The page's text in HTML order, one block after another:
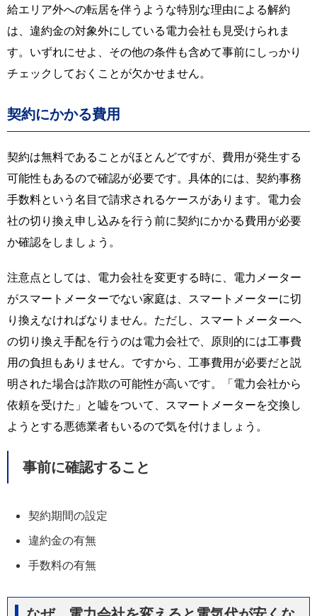
給エリア外への転居を伴うような特別な理由による解約
は、違約金の対象外にしている電力会社も見受けられま
す。いずれにせよ、その他の条件も含めて事前にしっかり
チェックしておくことが欠かせません。
契約にかかる費用
契約は無料であることがほとんどですが、費用が発生する
可能性もあるので確認が必要です。具体的には、契約事務
手数料という名目で請求されるケースがあります。電力会
社の切り換え申し込みを行う前に契約にかかる費用が必要
か確認をしましょう。
注意点としては、電力会社を変更する時に、電力メーター
がスマートメーターでない家庭は、スマートメーターに切
り換えなければなりません。ただし、スマートメーターへ
の切り換え手配を行うのは電力会社で、原則的には工事費
用の負担もありません。ですから、工事費用が必要だと説
明された場合は詐欺の可能性が高いです。「電力会社から
依頼を受けた」と嘘をついて、スマートメーターを交換し
ようとする悪徳業者もいるので気を付けましょう。
事前に確認すること
契約期間の設定
違約金の有無
手数料の有無